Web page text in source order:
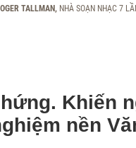
TALLMAN, NHÀ SOẠN NHẠC 7
Khiến
nền